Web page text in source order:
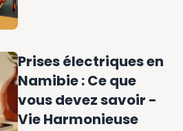
Prises électriques en
Namibie : Ce que
vous devez savoir -
Vie Harmonieuse